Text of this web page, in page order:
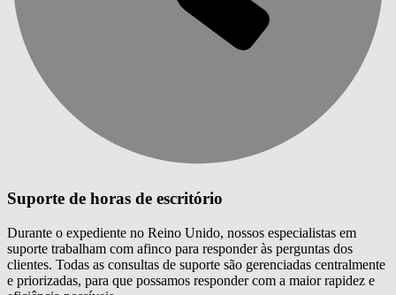
Suporte de horas de escritório
Durante o expediente no Reino Unido, nossos especialistas em
suporte trabalham com afinco para responder às perguntas dos
clientes. Todas as consultas de suporte são gerenciadas centralmente
e priorizadas, para que possamos responder com a maior rapidez e